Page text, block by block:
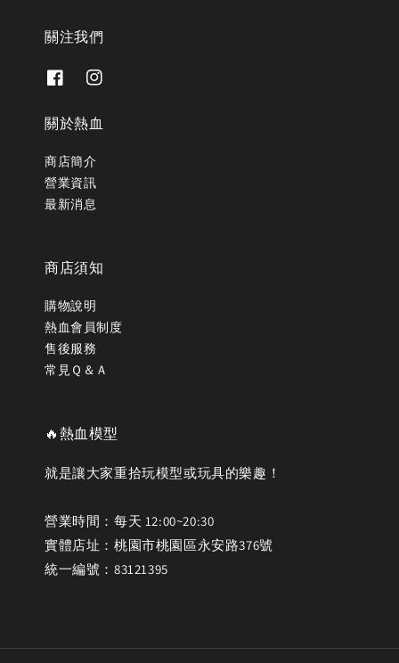
關注我們
關於熱血
商店簡介
營業資訊
最新消息
商店須知
購物說明
熱血會員制度
售後服務
常見Ｑ＆Ａ
🔥熱血模型
就是讓大家重拾玩模型或玩具的樂趣！
營業時間：每天 12:00~20:30
實體店址：桃園市桃園區永安路376號
統一編號：83121395